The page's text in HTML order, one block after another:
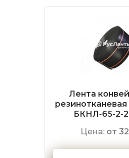
Лента
БКНЛ-65-2-
Цена: от